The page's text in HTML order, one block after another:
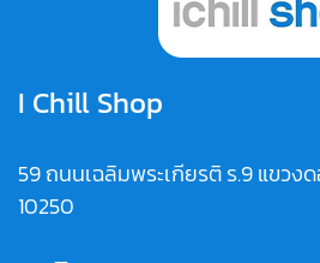
I Chill Shop
59 ถนนเฉลิมพระเกียรติ ร.9 แขวง
10250